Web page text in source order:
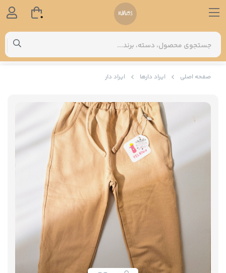
صفحه اصلی ایراد دارها ایراد دار
0